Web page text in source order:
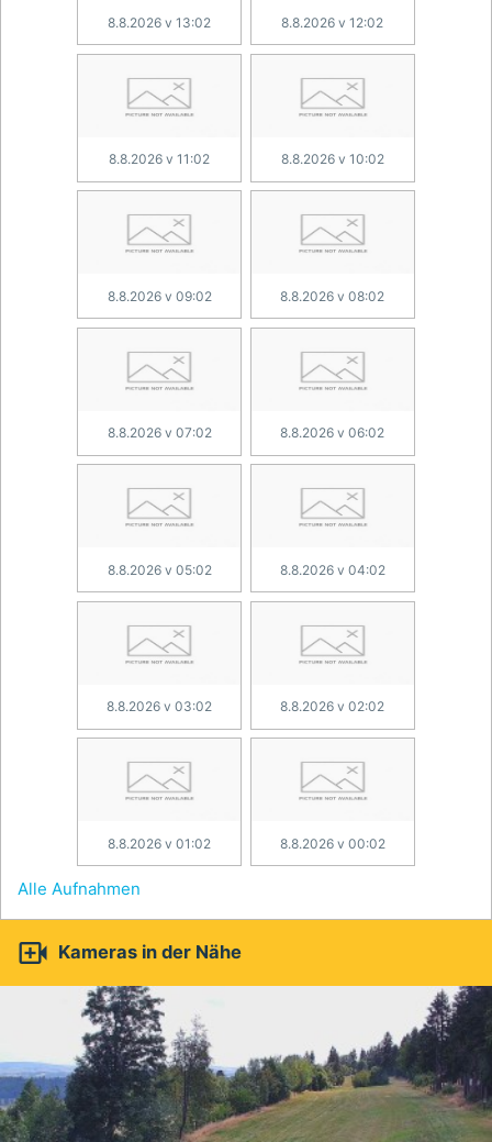
8.8.2026 v 13:02 8.8.2026 v 12:02
8.8.2026 v 11:02 8.8.2026 v 10:02
8.8.2026 v 09:02 8.8.2026 v 08:02
8.8.2026 v 07:02 8.8.2026 v 06:02
8.8.2026 v 05:02 8.8.2026 v 04:02
8.8.2026 v 03:02 8.8.2026 v 02:02
8.8.2026 v 01:02 8.8.2026 v 00:02
Alle Aufnahmen
 Kameras in der Nähe